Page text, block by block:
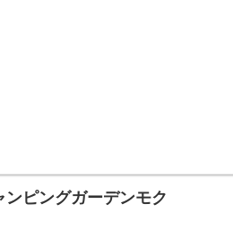
ンピングガーデンモク